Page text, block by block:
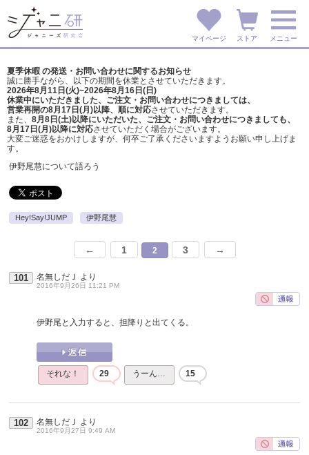
マイページ ストア メニュー
夏季休暇 の発送・お問い合わせに関するお知らせ
誠に勝手ながら、以下の期間を休業とさせていただきます。
2026年8月11日(火)~2026年8月16日(日)
休業中にいただきました、ご注文・お問い合わせにつきましては、
営業再開の8月17日(月)以降、順に対応させていただきます。
また、 8月8日(土)以降にいただいた、ご注文・ お問い合わせにつきましても、
8月17日(月)以降に対応させていただく場合がございます。
大変ご迷惑をおかけしますが、 何卒ご了承くださいますようお願い申し上げま
す。
伊野尾慧について語ろう
Hey!Say!JUMP 伊野尾慧
← 1 2 3 →
101 名無しだＪ より
2016年9月26日 11:21 PM
伊野尾と入力すると、担降りと出てくる。
それな！ 29 うーん… 15
102 名無しだＪ より
2016年9月27日 9:49 AM